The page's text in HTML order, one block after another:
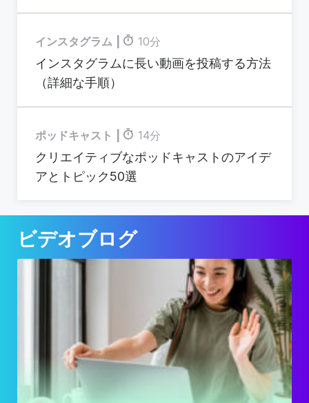
インスタグラムに長い動画を投稿する方法
（詳細な手順）
インスタグラム 10分
クリエイティブなポッドキャストのアイデ
アとトピック50選
ポッドキャスト 14分
ビデオブログ